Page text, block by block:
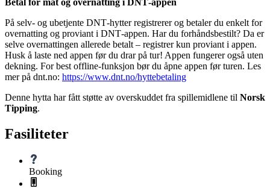
Betal for mat og overnatting i DNT‑appen
På selv- og ubetjente DNT‑hytter registrerer og betaler du enkelt for
overnatting og proviant i DNT‑appen. Har du forhåndsbestilt? Da er
selve overnattingen allerede betalt – registrer kun proviant i appen.
Husk å laste ned appen før du drar på tur! Appen fungerer også uten
dekning. For best offline‑funksjon bør du åpne appen før turen. Les
mer på dnt.no: https://www.dnt.no/hyttebetaling
Denne hytta har fått støtte av overskuddet fra spillemidlene til Norsk
Tipping.
Fasiliteter
Booking